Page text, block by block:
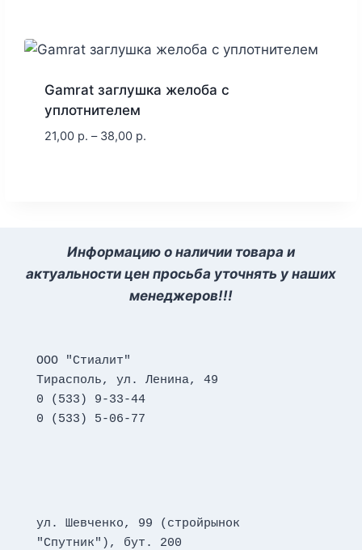
Gamrat заглушка желоба с
уплотнителем
21,00 р. – 38,00 р.
Информацию о наличии товара и
актуальности цен просьба уточнять у наших
менеджеров!!!
ООО "Стиалит"
Тирасполь, ул. Ленина, 49
0 (533) 9-33-44
0 (533) 5-06-77
ул. Шевченко, 99 (стройрынок
"Спутник"), бут. 200